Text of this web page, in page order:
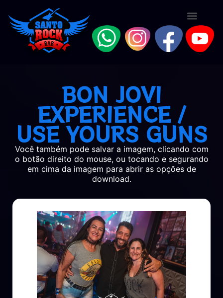
BON JOVI
EXPERIENCE /
USE YOURS GUNS
Você também pode salvar a imagem, clicando com
o botão direito do mouse, ou tocando e segurando
em cima da imagem para abrir as opções de
download.